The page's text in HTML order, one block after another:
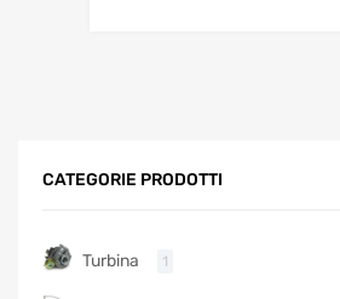
CATEGORIE PRODOTTI
Turbina 1